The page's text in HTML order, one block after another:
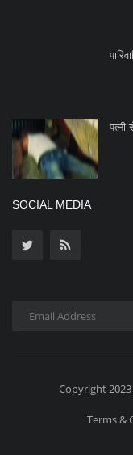
SOCIAL MEDIA
Copyright
Terms &